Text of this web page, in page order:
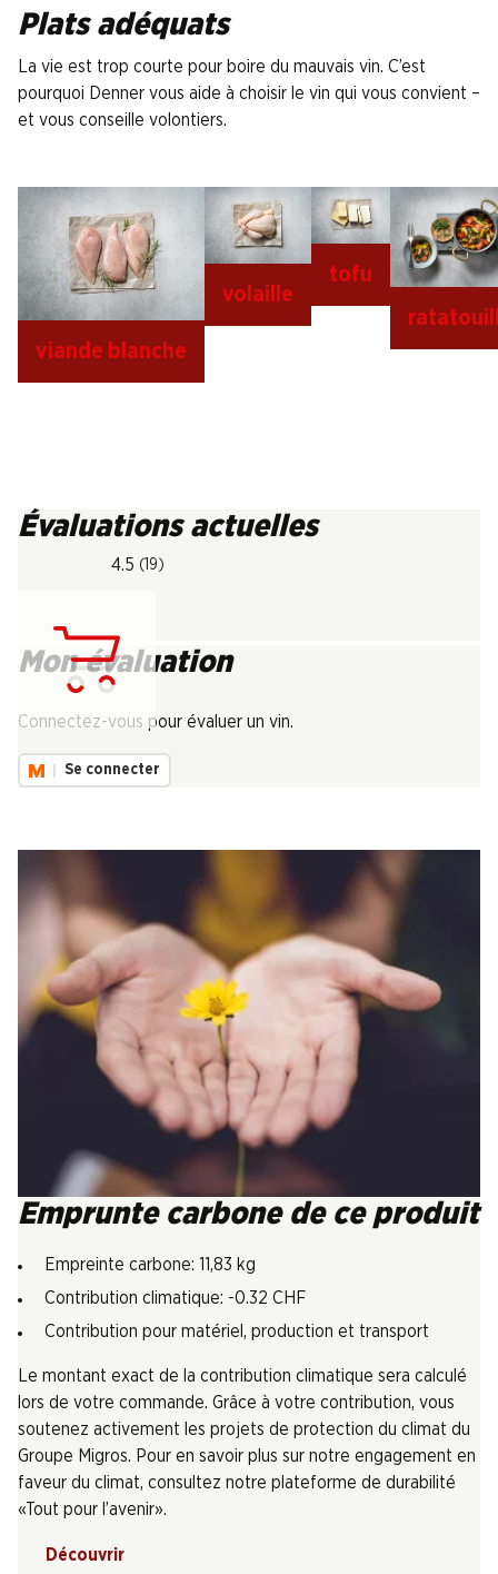
Plats adéquats
La vie est trop courte pour boire du mauvais vin. C’est
pourquoi Denner vous aide à choisir le vin qui vous convient –
et vous conseille volontiers.
viande blanche
volaille
tofu
Évaluations actuelles
4.5 (19)
Mon évaluation
Connectez-vous pour évaluer un vin.
Se connecter
Emprunte carbone de ce produit
Empreinte carbone: 11,83 kg
Contribution climatique: -0.32 CHF
Contribution pour matériel, production et transport
Le montant exact de la contribution climatique sera calculé
lors de votre commande. Grâce à votre contribution, vous
soutenez activement les projets de protection du climat du
Groupe Migros. Pour en savoir plus sur notre engagement en
faveur du climat, consultez notre plateforme de durabilité
«Tout pour l’avenir».
Découvrir